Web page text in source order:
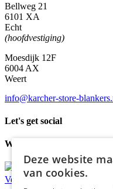
Bellweg 21
6101 XA
Echt
(hoofdvestiging)
Moesdijk 12F
6004 AX
Weert
info@karcher-store-
Let's get social
Waar wij voor staan
bezorging*
Verzonden binnen 48 uur*
Deze website
van cookies.